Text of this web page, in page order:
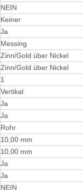
NEIN
Keiner
Ja
Messing
Zinn/Gold über Nickel
Zinn/Gold über Nickel
1
Vertikal
Ja
Ja
Rohr
10,00 mm
10,00 mm
Ja
Ja
NEIN